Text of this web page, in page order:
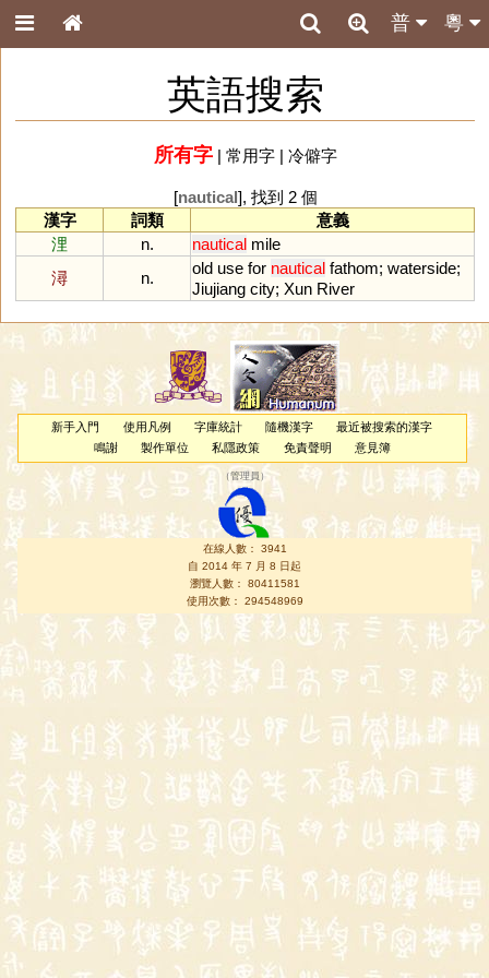
粵
普
英語搜索
所有字| 常用字| 冷僻字
[nautical], 找到 2 個
漢字
詞類
意義
浬
n. nautical mile
潯
n.
old use for nautical fathom; waterside;
Jiujiang city; Xun River
新手入門 使用凡例 字庫統計 隨機漢字
最近被搜索的漢字
鳴謝
製作單位 私隱政策 免責聲明 意見簿
（管理員 ）
在線人數： 3941
自 2014 年 7 月 8 日起
瀏覽人數： 80411581
使用次數： 294548969